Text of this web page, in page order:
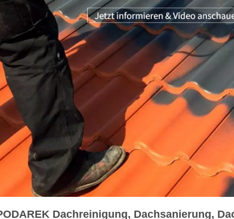
Dachreinigung, Dachsanierung,